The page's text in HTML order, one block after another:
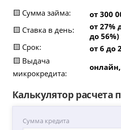
🟨 Сумма займа:
от 300
🟨 Ставка в день:
от 27%
до 56%)
🟨 Срок:
от 6 до
🟨 Выдача
микрокредита:
Калькулятор расчета
Сумма кредита